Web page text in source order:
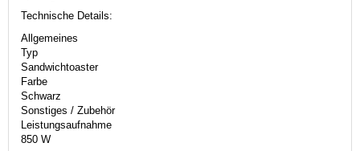
Technische Details:
Allgemeines
Typ
Sandwichtoaster
Farbe
Schwarz
Sonstiges / Zubehör
Leistungsaufnahme
850 W